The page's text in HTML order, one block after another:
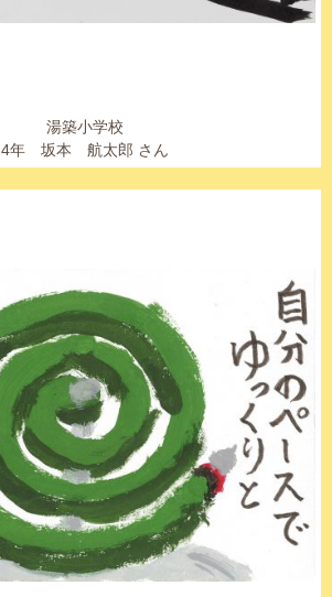
湯築小学校
4年 坂本 航太郎 さん